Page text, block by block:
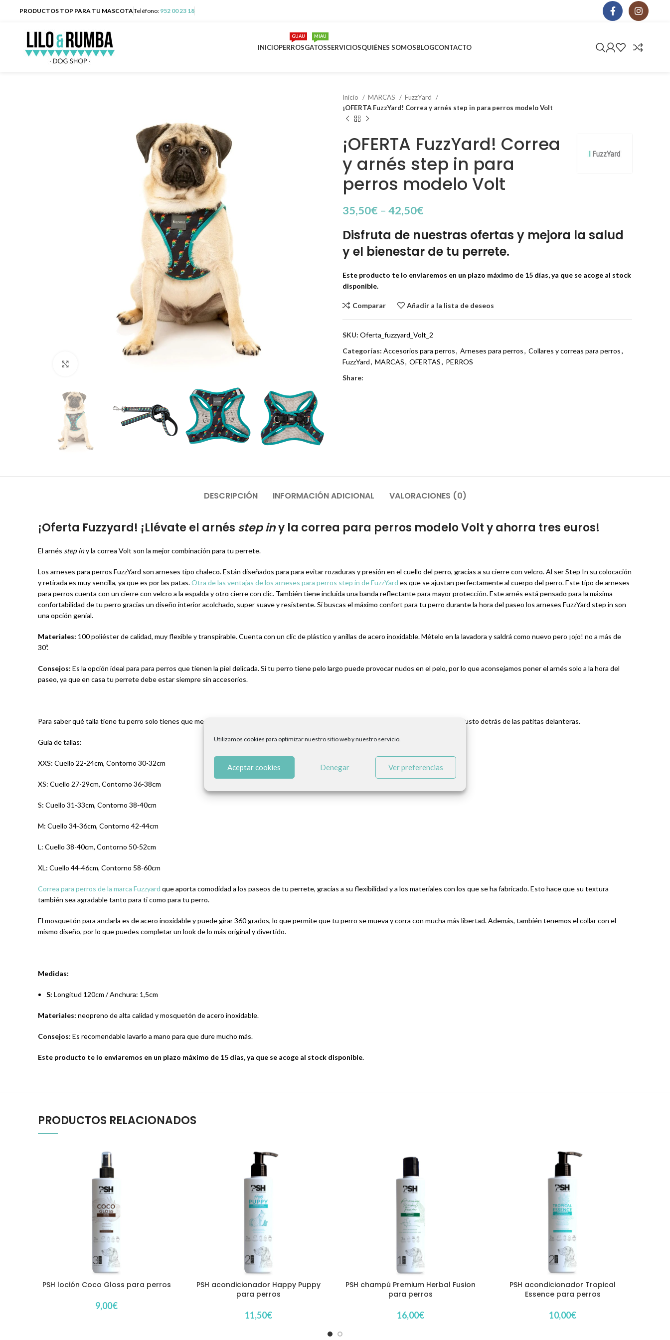
Utilizamos cookies para optimizar nuestro sitio web y nuestro servicio.
Aceptar cookies Denegar Ver preferencias
PRODUCTOS TOP PARA TU MASCOTATeléfono: 952 00 23 18
INICIOPERROS
GUAU
GATOS
MIAU
SERVICIOSQUIÉNES SOMOSBLOGCONTACTO
Inicio MARCAS
FuzzYard
¡OFERTA FuzzYard! Correa y arnés step in para perros modelo Volt
¡OFERTA FuzzYard! Correa
y arnés step in para
perros modelo Volt
35,50€ – 42,50€
Disfruta de nuestras ofertas y mejora la salud
y el bienestar de tu perrete.
Este producto te lo enviaremos en un plazo máximo de 15 días, ya que se acoge al stock
disponible.
Comparar Añadir a la lista de deseos
SKU: Oferta_fuzzyard_Volt_2
Categorías: Accesorios para perros, Arneses para perros, Collares y correas para perros,
FuzzYard, MARCAS, OFERTAS, PERROS
Share:
DESCRIPCIÓN INFORMACIÓN ADICIONAL VALORACIONES (0)
¡Oferta Fuzzyard! ¡Llévate el arnés step iny la correa para perros modelo Volt y ahorra tres euros!
El arnés step iny la correa Volt son la mejor combinación para tu perrete.
Los arneses para perros FuzzYard son arneses tipo chaleco. Están diseñados para para evitar rozaduras y presión en el cuello del perro, gracias a su cierre con velcro. Al ser Step In su colocación
y retirada es muy sencilla, ya que es por las patas.Otra de las ventajas de los arneses para perros step in de FuzzYard es que se ajustan perfectamente al cuerpo del perro. Este tipo de arneses
para perros cuenta con un cierre con velcro a la espalda y otro cierre con clic. También tiene incluida una banda reflectante para mayor protección. Este arnés está pensado para la máxima
confortabilidad de tu perro gracias un diseño interior acolchado, super suave y resistente. Si buscas el máximo confort para tu perro durante la hora del paseo los arneses FuzzYard step in son
una opción genial.
Materiales: 100 poliéster de calidad, muy flexible y transpirable. Cuenta con un clic de plástico y anillas de acero inoxidable. Mételo en la lavadora y saldrá como nuevo pero ¡ojo! no a más de
30º.
Consejos: Es la opción ideal para para perros que tienen la piel delicada. Si tu perro tiene pelo largo puede provocar nudos en el pelo, por lo que aconsejamos poner el arnés solo a la hora del
paseo, ya que en casa tu perrete debe estar siempre sin accesorios.
Para saber qué talla tiene tu perro solo tienes que medirle el contorno del pecho, ¿cómo hacerlo? Pues muy fácil; coge un metro y rodéalo justo detrás de las patitas delanteras.
Guía de tallas:
XXS: Cuello 22-24cm, Contorno 30-32cm
XS: Cuello 27-29cm, Contorno 36-38cm
S: Cuello 31-33cm, Contorno 38-40cm
M: Cuello 34-36cm, Contorno 42-44cm
L: Cuello 38-40cm, Contorno 50-52cm
XL: Cuello 44-46cm, Contorno 58-60cm
Correa para perros de la marca Fuzzyard que aporta comodidad a los paseos de tu perrete, gracias a su flexibilidad y a los materiales con los que se ha fabricado. Esto hace que su textura
también sea agradable tanto para ti como para tu perro.
El mosquetón para anclarla es de acero inoxidable y puede girar 360 grados, lo que permite que tu perro se mueva y corra con mucha más libertad. Además, también tenemos el collar con el
mismo diseño, por lo que puedes completar un look de lo más original y divertido.
Medidas:
S: Longitud 120cm / Anchura: 1,5cm
Materiales: neopreno de alta calidad y mosquetón de acero inoxidable.
Consejos: Es recomendable lavarlo a mano para que dure mucho más.
Este producto te lo enviaremos en un plazo máximo de 15 días, ya que se acoge al stock disponible.
PRODUCTOS RELACIONADOS
PSH loción Coco Gloss para perros
9,00€
PSH acondicionador Happy Puppy
para perros
11,50€
PSH champú Premium Herbal Fusion
para perros
16,00€
PSH acondicionador Tropical
Essence para perros
10,00€